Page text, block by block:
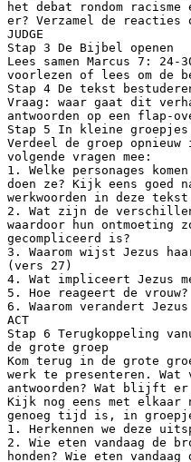
het debat rondom
er? Verzamel de
JUDGE
Stap 3 De Bijbel openen
Lees samen Marcus 7:
voorlezen of lees om de
Stap 4 De tekst
Vraag: waar gaat dit
antwoorden op een flap-
Stap 5 In kleine
Verdeel de groep
volgende vragen mee:
1. Welke personages
doen ze? Kijk eens goed
werkwoorden in deze
2. Wat zijn de
waardoor hun ontmoeting
gecompliceerd is?
3. Waarom wijst Jezus
(vers 27)
4. Wat impliceert Jezus
5. Hoe reageert de vrouw?
6. Waarom verandert
ACT
Stap 6 Terugkoppeling
de grote groep
Kom terug in de grote
werk te presenteren.
antwoorden? Wat blijft er
Kijk nog eens met
genoeg tijd is, in
1. Herkennen we deze
2. Wie eten vandaag de
honden? Wie eten